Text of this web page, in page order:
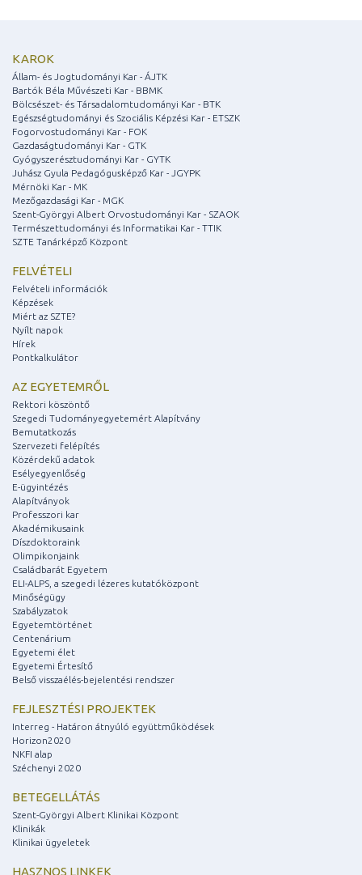
KAROK
Állam- és Jogtudományi Kar - ÁJTK
Bartók Béla Művészeti Kar - BBMK
Bölcsészet- és Társadalomtudományi Kar - BTK
Egészségtudományi és Szociális Képzési Kar - ETSZK
Fogorvostudományi Kar - FOK
Gazdaságtudományi Kar - GTK
Gyógyszerésztudományi Kar - GYTK
Juhász Gyula Pedagógusképző Kar - JGYPK
Mérnöki Kar - MK
Mezőgazdasági Kar - MGK
Szent-Györgyi Albert Orvostudományi Kar - SZAOK
Természettudományi és Informatikai Kar - TTIK
SZTE Tanárképző Központ
FELVÉTELI
Felvételi információk
Képzések
Miért az SZTE?
Nyílt napok
Hírek
Pontkalkulátor
AZ EGYETEMRŐL
Rektori köszöntő
Szegedi Tudományegyetemért Alapítvány
Bemutatkozás
Szervezeti felépítés
Közérdekű adatok
Esélyegyenlőség
E-ügyintézés
Alapítványok
Professzori kar
Akadémikusaink
Díszdoktoraink
Olimpikonjaink
Családbarát Egyetem
ELI-ALPS, a szegedi lézeres kutatóközpont
Minőségügy
Szabályzatok
Egyetemtörténet
Centenárium
Egyetemi élet
Egyetemi Értesítő
Belső visszaélés-bejelentési rendszer
FEJLESZTÉSI PROJEKTEK
Interreg - Határon átnyúló együttműködések
Horizon2020
NKFI alap
Széchenyi 2020
BETEGELLÁTÁS
Szent-Györgyi Albert Klinikai Központ
Klinikák
Klinikai ügyeletek
HASZNOS LINKEK